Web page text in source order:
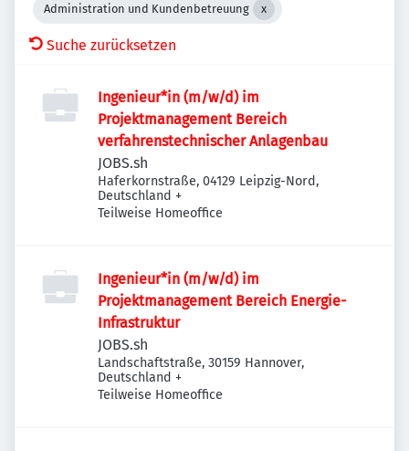
Administration und Kundenbetreuung
Suche zurücksetzen
Ingenieur*in (m/w/d) im
Projektmanagement Bereich
verfahrenstechnischer Anlagenbau
JOBS.sh
Haferkornstraße, 04129 Leipzig-Nord,
Deutschland +
Teilweise Homeoffice
Ingenieur*in (m/w/d) im
Projektmanagement Bereich Energie-
Infrastruktur
JOBS.sh
Landschaftstraße, 30159 Hannover,
Deutschland +
Teilweise Homeoffice